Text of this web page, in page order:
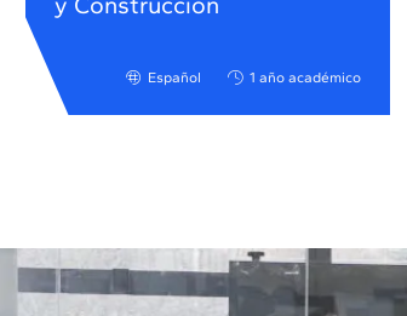
Español 1 año académico